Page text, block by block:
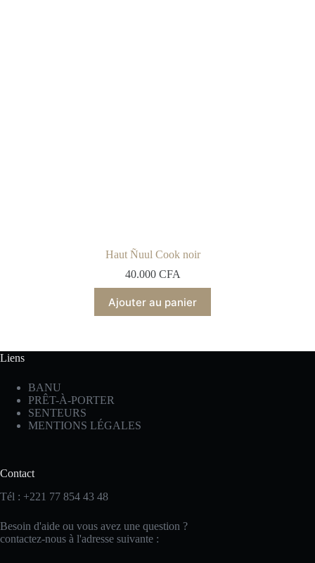
Haut Ñuul Cook noir
40.000 CFA
Ajouter au panier
Liens
BANU
PRÊT-À-PORTER
SENTEURS
MENTIONS LÉGALES
Contact
Tél : +221 77 854 43 48
Besoin d'aide ou vous avez une question ?
contactez-nous à l'adresse suivante :